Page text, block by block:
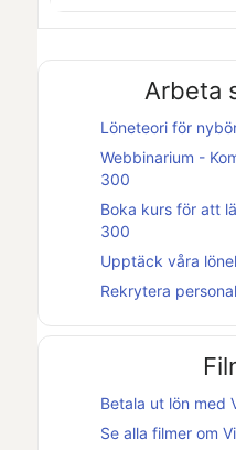
Arbeta
Löneteori för
Webbinarium -
300
Boka kurs för att
300
Upptäck våra
Rekrytera
Betala ut lön med
Se alla filmer om